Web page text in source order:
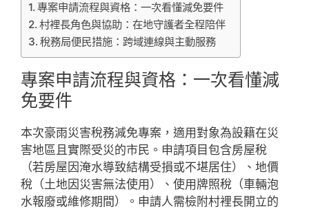
專案申請流程與資格：一次看懂減免要件
村裡長角色與協助：在地守護者全程陪伴
稅務局便民措施：跨域連線與主動服務
專案申請流程與資格：一次看懂減
免要件
本次豪雨災害稅務減免專案，適用對象為設籍在災
害地區且實際受災的市民。申請項目包含房屋稅
（若房屋因淹水導致結構受損或不堪居住）、地價
稅（土地因災害無法使用）、使用牌照稅（車輛泡
水報廢或維修期間）。申請人需檢附村裡長開立的